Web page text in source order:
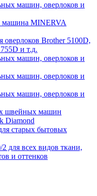
машин, оверлоков и
машина MINERVA
оверлоков Brother 5100D,
и т.д.
машин, оверлоков и
машин, оверлоков и
машин, оверлоков и
швейных машин
Diamond
старых бытовых
всех видов ткани,
и оттенков